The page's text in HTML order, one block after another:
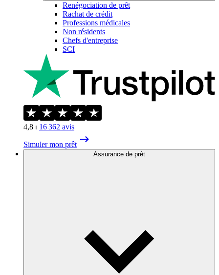
Renégociation de prêt
Rachat de crédit
Professions médicales
Non résidents
Chefs d'entreprise
SCI
4,8 ⏐ 16 362 avis
Simuler mon prêt
Assurance de prêt